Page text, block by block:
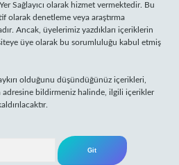
Sağlayıcı olarak hizmet vermektedir. Bu
olarak denetleme veya araştırma
Ancak, üyelerimiz yazdıkları içeriklerin
üye olarak bu sorumluluğu kabul etmiş
olduğunu düşündüğünüz içerikleri,
adresine bildirmeniz halinde, ilgili içerikler